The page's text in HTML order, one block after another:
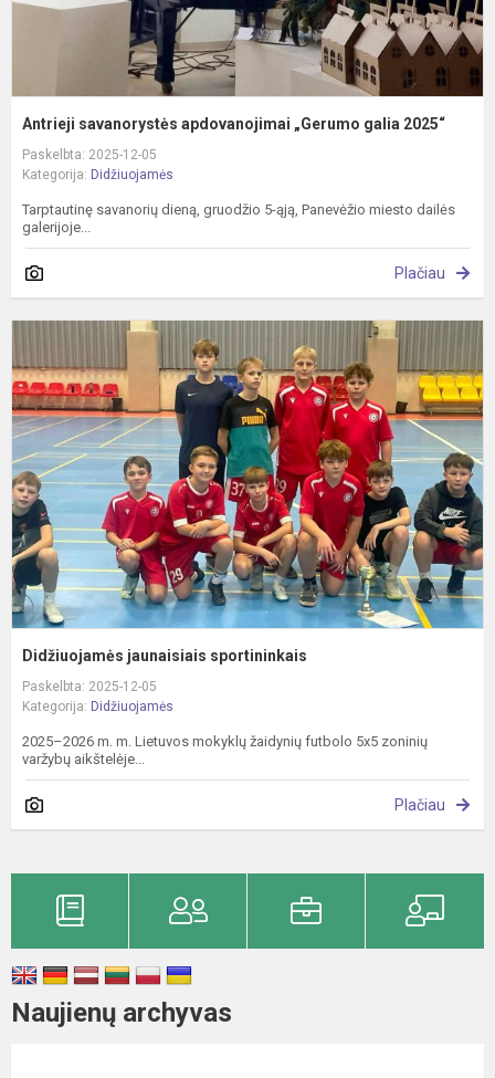
Antrieji savanorystės apdovanojimai „Gerumo galia 2025“
Paskelbta: 2025-12-05
Kategorija: Didžiuojamės
Tarptautinę savanorių dieną, gruodžio 5-ąją, Panevėžio miesto dailės
galerijoje...
Plačiau
Didžiuojamės jaunaisiais sportininkais
Paskelbta: 2025-12-05
Kategorija: Didžiuojamės
2025–2026 m. m. Lietuvos mokyklų žaidynių futbolo 5x5 zoninių
varžybų aikštelėje...
Plačiau
Naujienų archyvas